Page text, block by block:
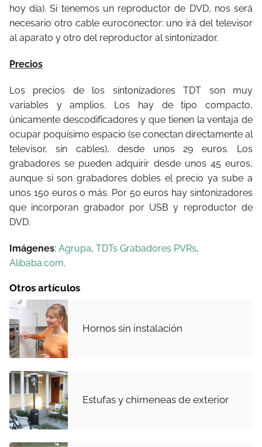
hoy día). Si tenemos un reproductor de DVD, nos será
necesario otro cable euroconector: uno irá del televisor
al aparato y otro del reproductor al sintonizador.
Precios
Los precios de los sintonizadores TDT son muy
variables y amplios. Los hay de tipo compacto,
únicamente descodificadores y que tienen la ventaja de
ocupar poquísimo espacio (se conectan directamente al
televisor, sin cables), desde unos 29 euros. Los
grabadores se pueden adquirir desde unos 45 euros,
aunque si son grabadores dobles el precio ya sube a
unos 150 euros o más. Por 50 euros hay sintonizadores
que incorporan grabador por USB y reproductor de
DVD.
Imágenes: Agrupa, TDTs Grabadores PVRs,
Alibaba.com.
Otros artículos
Hornos sin instalación
Estufas y chimeneas de exterior